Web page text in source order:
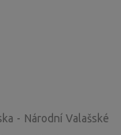
- Národní Valašské